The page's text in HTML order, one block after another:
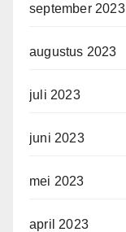
september 2023
augustus 2023
juli 2023
juni 2023
mei 2023
april 2023